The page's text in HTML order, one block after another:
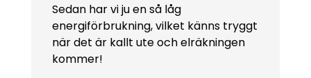
Sedan har vi ju en så låg
energiförbrukning, vilket känns tryggt
när det är kallt ute och elräkningen
kommer!